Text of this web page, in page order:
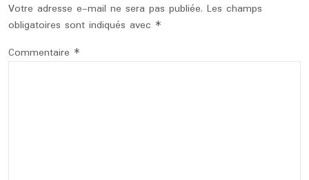
Votre adresse e-mail ne sera pas publiée. Les champs
obligatoires sont indiqués avec *
Commentaire *